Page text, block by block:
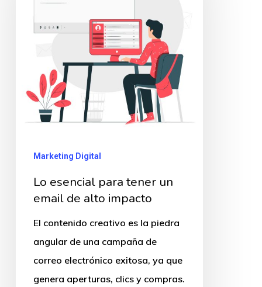
impacto
Marketing Digital
Lo esencial para tener un
email de alto impacto
El contenido creativo es la piedra
angular de una campaña de
correo electrónico exitosa, ya que
genera aperturas, clics y compras.